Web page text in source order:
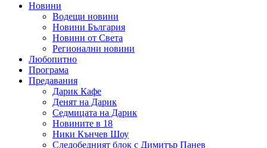
Новини
Водещи новини
Новини България
Новини от Света
Регионални новини
Любопитно
Програма
Предавания
Дарик Кафе
Денят на Дарик
Седмицата на Дарик
Новините в 18
Ники Кънчев Шоу
Следобедният блок с Димитър Панев